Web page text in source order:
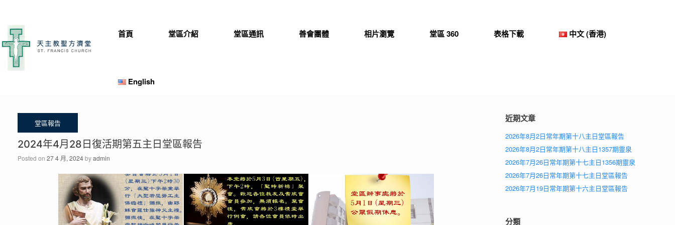
content
首頁 堂區介紹 堂區通訊 善會團體 相片瀏覽 堂區 360 表格下載 中文 (香港)
English
2024年4月28日復活期第五主日堂區報告
Posted on 27 4 月, 2024byadmin
近期文章
2026年8月2日常年期第十八主日堂區報告
2026年8月2日常年期第十八主日1357期靈泉
2026年7月26日常年期第十七主日1356期靈泉
2026年7月26日常年期第十七主日堂區報告
2026年7月19日常年期第十六主日堂區報告
分類